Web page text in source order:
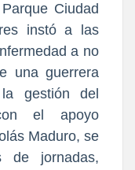
Ciudad
instó a las
a no
una guerrera
gestión del
el apoyo
Maduro, se
de jornadas,